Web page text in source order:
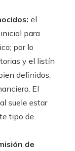
el
para
por lo
y el listín
definidos,
El
suele estar
tipo de
de